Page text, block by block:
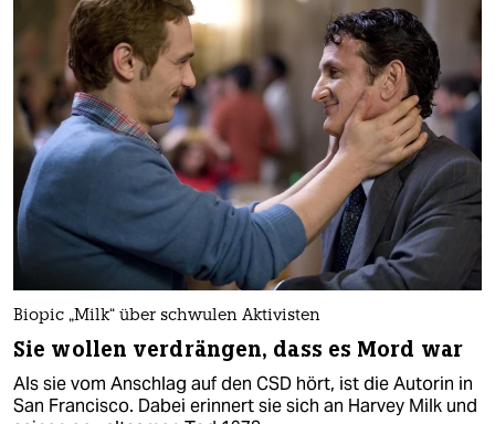
Biopic „Milk“ über schwulen Aktivisten
Sie wollen verdrängen, dass es Mord war
Als sie vom Anschlag auf den CSD hört, ist die Autorin in
San Francisco. Dabei erinnert sie sich an Harvey Milk und